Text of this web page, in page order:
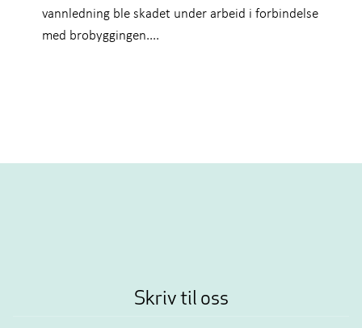
vannledning ble skadet under arbeid i forbindelse
med brobyggingen....
Skriv til oss